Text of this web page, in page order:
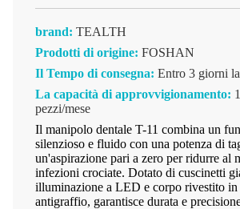
brand: TEALTH
Prodotti di origine: FOSHAN
Il Tempo di consegna: Entro 3 giorni
La capacità di approvvigionamento:
pezzi/mese
Il manipolo dentale T-11 combina un
silenzioso e fluido con una potenza di
un'aspirazione pari a zero per ridurre al
infezioni crociate. Dotato di cuscinetti
illuminazione a LED e corpo rivestito
antigraffio, garantisce durata e